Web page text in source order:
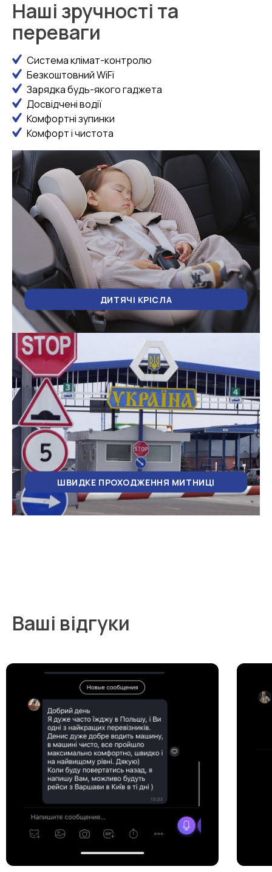
Наші зручності та
переваги
Система клімат-контролю
Безкоштовний WiFi
Зарядка будь-якого гаджета
Досвідчені водії
Комфортні зупинки
Комфорт і чистота
ДИТЯЧІ КРІСЛА
ШВИДКЕ ПРОХОДЖЕННЯ МИТНИЦІ
Ваші відгуки